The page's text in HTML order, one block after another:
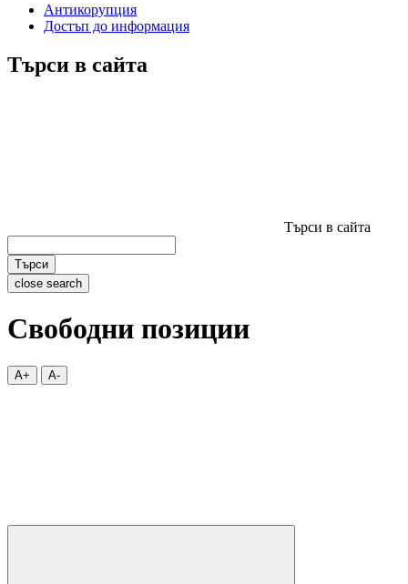
Антикорупция
Достъп до информация
Търси в сайта
Търси в сайта
Търси
close search
Свободни позиции
A+ A-